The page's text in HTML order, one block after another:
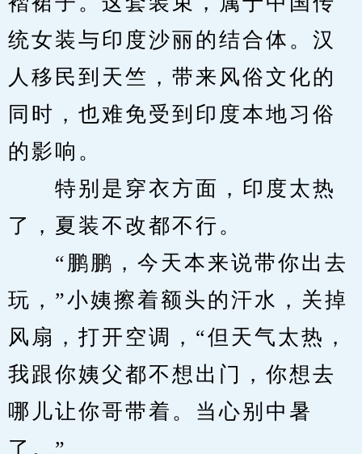
统女装与印度沙丽的结合体。汉
人移民到天竺，带来风俗文化的
同时，也难免受到印度本地习俗
的影响。
特别是穿衣方面，印度太热
了，夏装不改都不行。
“鹏鹏，今天本来说带你出去
玩，”小姨擦着额头的汗水，关掉
风扇，打开空调，“但天气太热，
我跟你姨父都不想出门，你想去
哪儿让你哥带着。当心别中暑
了。”